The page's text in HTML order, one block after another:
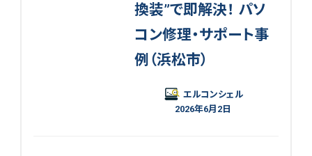
換装”で即解決！ パソ
コン修理・サポート事
例（浜松市）
エルコンシェル
2026年6月2日